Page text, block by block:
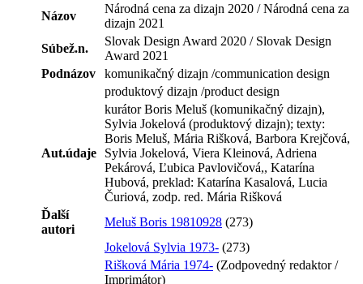
Názov
Národná cena za dizajn 2020 / Národná cena za
dizajn 2021
Súbež.n.
Slovak Design Award 2020 / Slovak Design
Award 2021
Podnázov
komunikačný dizajn /communication design
produktový dizajn /product design
Aut.údaje
kurátor Boris Meluš (komunikačný dizajn),
Sylvia Jokelová (produktový dizajn); texty:
Boris Meluš, Mária Rišková, Barbora Krejčová,
Sylvia Jokelová, Viera Kleinová, Adriena
Pekárová, Ľubica Pavlovičová,, Katarína
Hubová, preklad: Katarína Kasalová, Lucia
Čuriová, zodp. red. Mária Rišková
Ďalší
autori
Meluš Boris 19810928 (273)
Jokelová Sylvia 1973- (273)
Rišková Mária 1974- (Zodpovedný redaktor /
Imprimátor)